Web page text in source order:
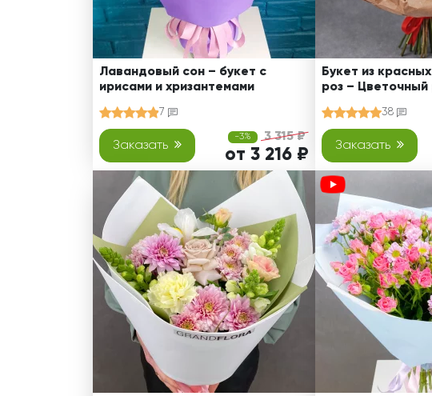
Лавандовый сон – букет с
ирисами и хризантемами
7
Заказать
-3% 3 315 ₽
от 3 216 ₽
Букет из
роз – Цветочный
38
Заказать